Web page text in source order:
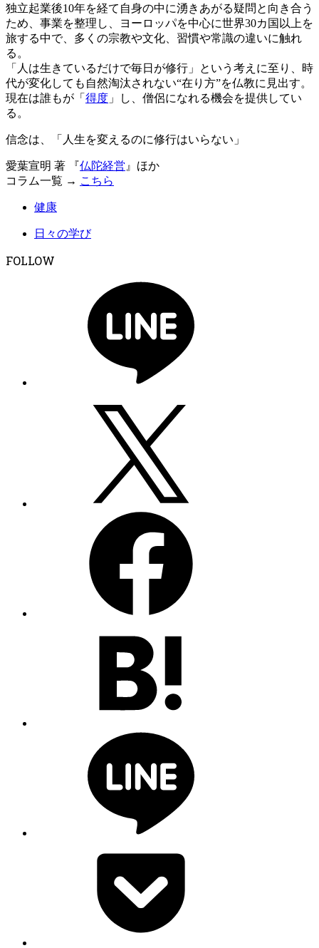
独立起業後10年を経て自身の中に湧きあがる疑問と向き合う
ため、事業を整理し、ヨーロッパを中心に世界30カ国以上を
旅する中で、多くの宗教や文化、習慣や常識の違いに触れ
る。
「人は生きているだけで毎日が修行」という考えに至り、時
代が変化しても自然淘汰されない“在り方”を仏教に見出す。
現在は誰もが「 得度 」し、僧侶になれる機会を提供してい
る。
信念は、「人生を変えるのに修行はいらない」
愛葉宣明 著 『仏陀経営 』ほか
コラム一覧 → こちら
健康
日々の学び
FOLLOW